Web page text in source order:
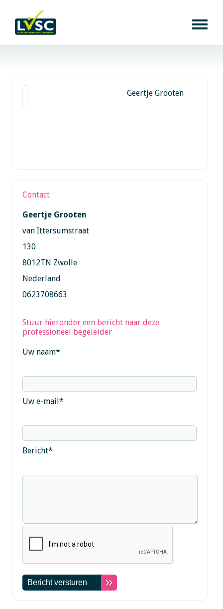
Geertje Grooten
Contact
Geertje Grooten
van Ittersumstraat
130
8012TN Zwolle
Nederland
0623708663
Stuur hieronder een bericht naar deze
professioneel begeleider
Uw naam*
Uw e-mail*
Bericht*